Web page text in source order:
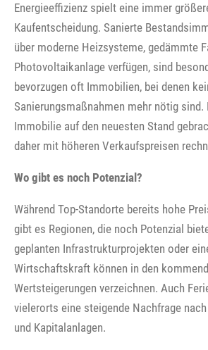
Energieeffizienz spielt eine immer
Kaufentscheidung. Sanierte
über moderne Heizsysteme, gedämmte
Photovoltaikanlage verfügen, sind
bevorzugen oft Immobilien, bei denen
Sanierungsmaßnahmen mehr nötig sind.
Immobilie auf den neuesten Stand
daher mit höheren Verkaufspreisen
Wo gibt es noch Potenzial?
Während Top-Standorte bereits hohe
gibt es Regionen, die noch Potenzial
geplanten Infrastrukturprojekten oder
Wirtschaftskraft können in den
Wertsteigerungen verzeichnen. Auch
vielerorts eine steigende Nachfrage
und Kapitalanlagen.